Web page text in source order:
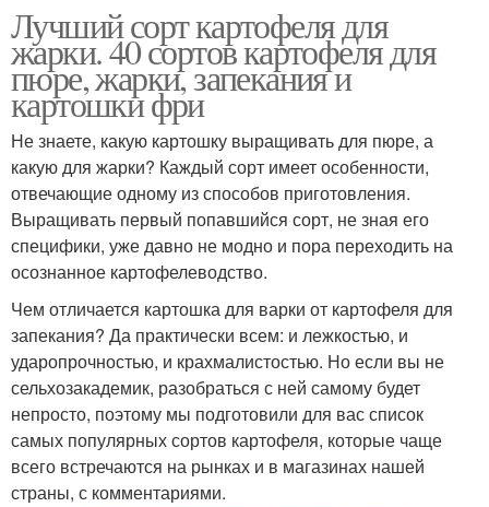
Лучший сорт картофеля для
жарки. 40 сортов картофеля для
пюре, жарки, запекания и
картошки фри
Не знаете, какую картошку выращивать для пюре, а
какую для жарки? Каждый сорт имеет особенности,
отвечающие одному из способов приготовления.
Выращивать первый попавшийся сорт, не зная его
специфики, уже давно не модно и пора переходить на
осознанное картофелеводство.
Чем отличается картошка для варки от картофеля для
запекания? Да практически всем: и лежкостью, и
ударопрочностью, и крахмалистостью. Но если вы не
сельхозакадемик, разобраться с ней самому будет
непросто, поэтому мы подготовили для вас список
самых популярных сортов картофеля, которые чаще
всего встречаются на рынках и в магазинах нашей
страны, с комментариями.